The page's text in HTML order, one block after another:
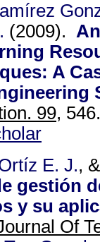
(2009).
A
99, 546.
E. J.,
gestión
y su
Of